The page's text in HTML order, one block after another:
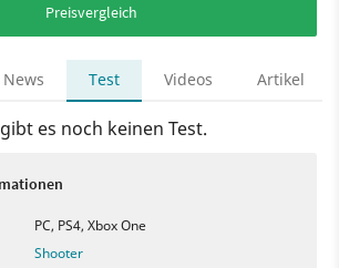
Preisvergleich
News Test Videos Artikel
es noch keinen Test.
PC, PS4, Xbox One
Shooter